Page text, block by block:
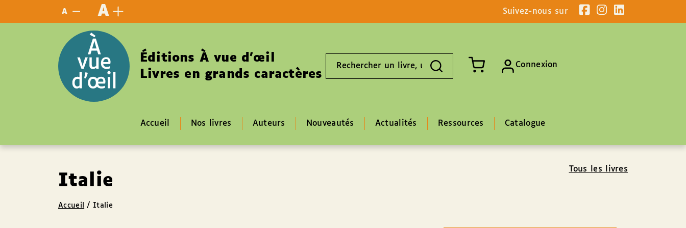
A A Suivez-nous sur
Éditions À vue d’œil
Livres en grands caractères livre,
Connexion
Accueil Nos livres Auteurs Nouveautés Actualités Ressources Catalogue
Italie
Tous les livres
Accueil / Italie
Panneau de gestion des cookies